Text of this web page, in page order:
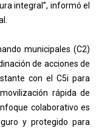
integral”, informó el
municipales (C2)
de acciones de
con el C5i para
rápida de
colaborativo es
y protegido para